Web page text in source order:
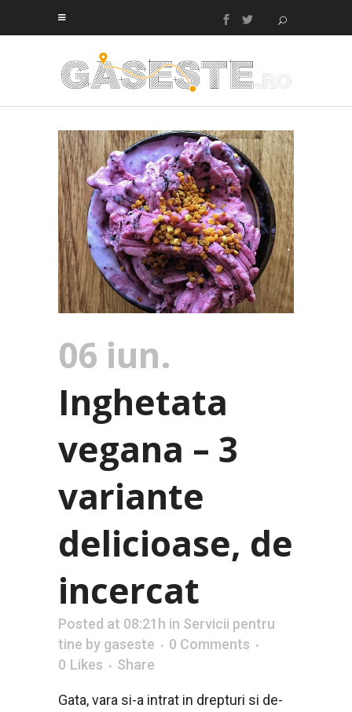
06 iun.
Inghetata
vegana – 3
variante
delicioase, de
incercat
Posted at 08:21h in Servicii pentru
tine by gaseste
0 Comments
0 Likes Share
Gata, vara si-a intrat in drepturi si de-